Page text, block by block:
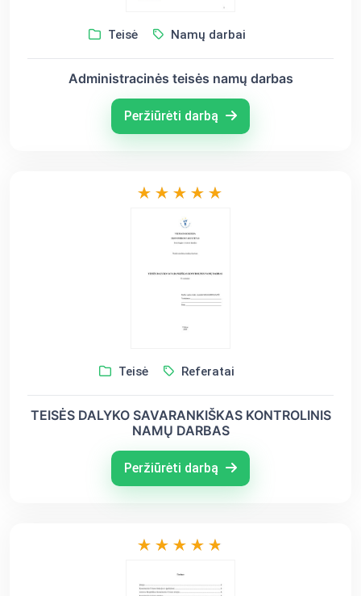
Teisė Namų darbai
Administracinės teisės namų darbas
Peržiūrėti darbą
Teisė Referatai
TEISĖS DALYKO SAVARANKIŠKAS KONTROLINIS
NAMŲ DARBAS
Peržiūrėti darbą